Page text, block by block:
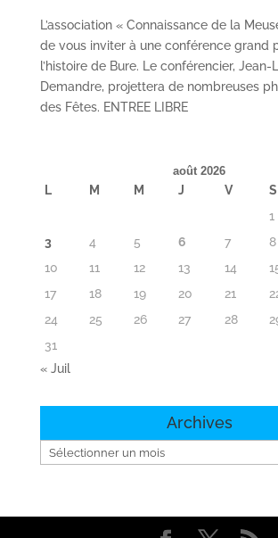
L’association « Connaissance de la
de vous inviter à une conférence grand
l’histoire de Bure. Le conférencier, Jean-
Demandre, projettera de nombreuses
des Fêtes. ENTREE LIBRE
août 2026
L M M J V S
1
3
4 5 6 7 8
10
11 12 13 14
17
18 19 20 21
24
25 26 27 28
31
« Juil
Archives
Archives